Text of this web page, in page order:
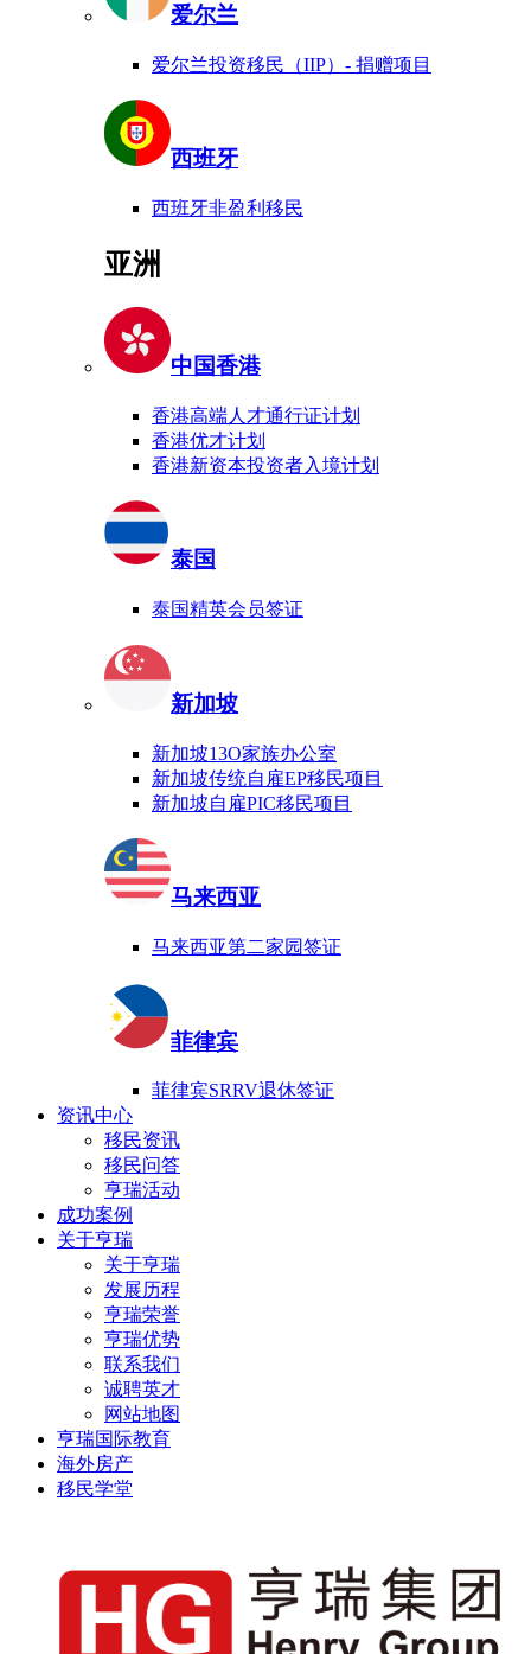
爱尔兰
爱尔兰投资移民（IIP）- 捐赠项目
西班牙
西班牙非盈利移民
亚洲
中国香港
香港高端人才通行证计划
香港优才计划
香港新资本投资者入境计划
泰国
泰国精英会员签证
新加坡
新加坡13O家族办公室
新加坡传统自雇EP移民项目
新加坡自雇PIC移民项目
马来西亚
马来西亚第二家园签证
菲律宾
菲律宾SRRV退休签证
资讯中心
移民资讯
移民问答
亨瑞活动
成功案例
关于亨瑞
关于亨瑞
发展历程
亨瑞荣誉
亨瑞优势
联系我们
诚聘英才
网站地图
亨瑞国际教育
海外房产
移民学堂